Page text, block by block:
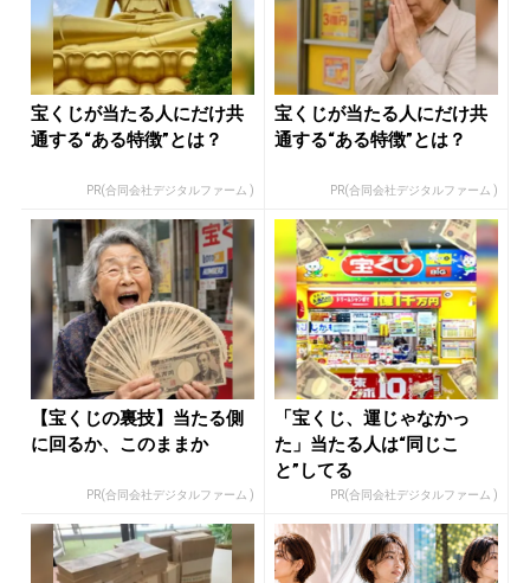
宝くじが当たる人にだけ共
通する“ある特徴”とは？
PR(合同会社デジタルファーム )
宝くじが当たる人にだけ共
通する“ある特徴”とは？
PR(合同会社デジタルファーム )
【宝くじの裏技】当たる側
に回るか、このままか
PR(合同会社デジタルファーム )
「宝くじ、運じゃなかっ
た」当たる人は“同じこ
と”してる
PR(合同会社デジタルファーム )